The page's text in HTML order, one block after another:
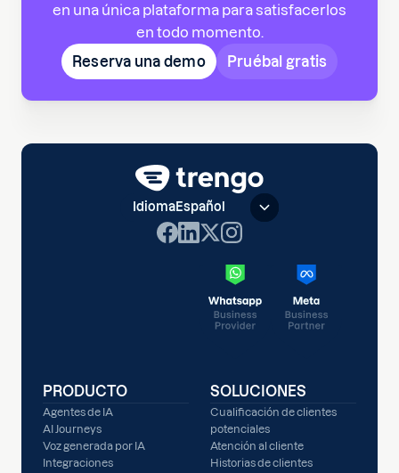
en una única plataforma para satisfacerlos
en todo momento.
Reserva una demo
Pruébal gratis
IdiomaEspañol
PRODUCTO
Agentes de IA
AI Journeys
Voz generada por IA
Integraciones
SOLUCIONES
Cualificación de clientes
potenciales
Atención al cliente
Historias de clientes